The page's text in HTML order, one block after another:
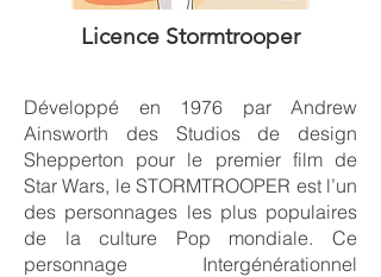
Licence Stormtrooper
Développé en 1976 par Andrew
Ainsworth des Studios de design
Shepperton pour le premier film de
Star Wars, le STORMTROOPER est l’un
des personnages les plus populaires
de la culture Pop mondiale. Ce
personnage Intergénérationnel